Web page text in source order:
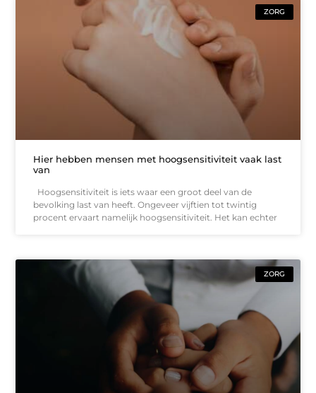
ZORG
Hier hebben mensen met hoogsensitiviteit vaak last
van
Hoogsensitiviteit is iets waar een groot deel van de
bevolking last van heeft. Ongeveer vijftien tot twintig
procent ervaart namelijk hoogsensitiviteit. Het kan echter
ZORG